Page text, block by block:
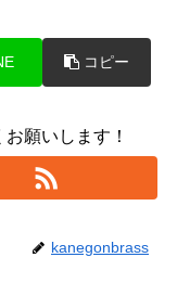
コピー
願いします！
kanegonbrass